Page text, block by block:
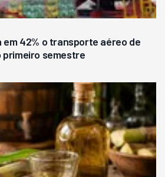
em 42% o transporte aéreo de
semestre